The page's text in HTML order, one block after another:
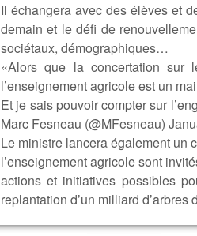
Il échangera avec des élèves et
demain et le défi de
sociétaux, démographiques…
«Alors que la concertation sur
l’enseignement agricole est un
Et je sais pouvoir compter sur
Marc Fesneau (@MFesneau)
Le ministre lancera également un
l’enseignement agricole sont
actions et initiatives possibles
replantation d’un milliard d’arbres